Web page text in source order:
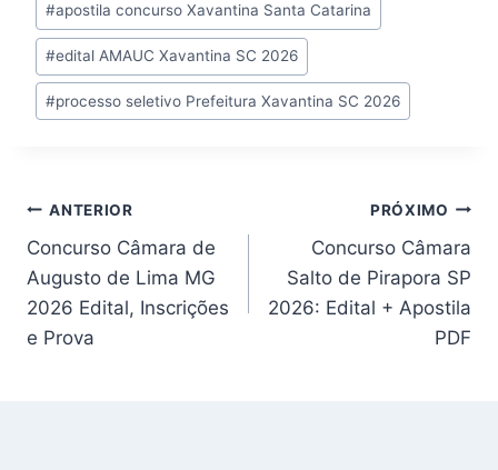
Post:
#apostila concurso Xavantina Santa Catarina
#edital AMAUC Xavantina SC 2026
#processo seletivo Prefeitura Xavantina SC 2026
Navegação
de
Post
ANTERIOR
Concurso Câmara de
Augusto de Lima MG
2026 Edital, Inscrições
e Prova
PRÓXIMO
Concurso Câmara
Salto de Pirapora SP
2026: Edital + Apostila
PDF